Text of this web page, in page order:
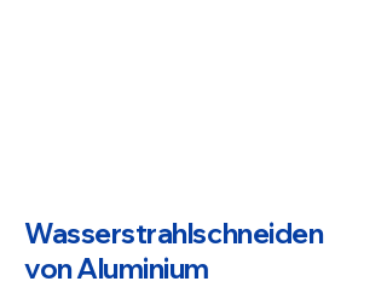
Wasserstrahlschneiden
von Aluminium